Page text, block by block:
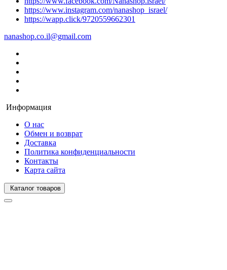
https://www.instagram.com/nanashop_israel/
https://wapp.click/9720559662301
nanashop.co.il@gmail.com
Информация
О нас
Обмен и возврат
Доставка
Политика конфиденциальности
Контакты
Карта сайта
Каталог товаров